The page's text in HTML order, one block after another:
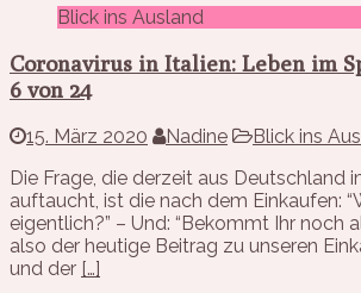
Blick ins Ausland
Coronavirus in Italien: Leben im
6 von 24
15. März 2020 Nadine Blick ins
Die Frage, die derzeit aus Deutschland
auftaucht, ist die nach dem Einkaufen:
eigentlich?” – Und: “Bekommt Ihr noch
also der heutige Beitrag zu unseren
und der […]